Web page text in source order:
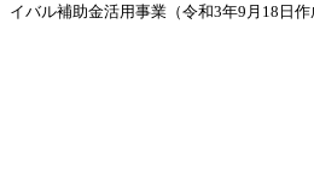
イバル補助金活用事業（令和3年9月18日作